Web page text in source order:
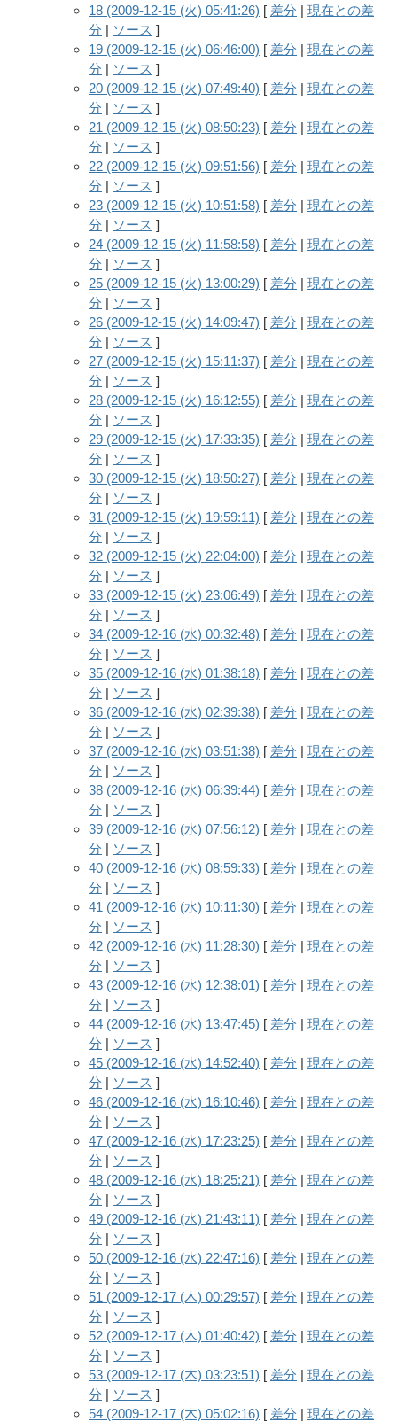
18 (2009-12-15 (火) 05:41:26) [ 差分 | 現在との差
分 | ソース ]
19 (2009-12-15 (火) 06:46:00) [ 差分 | 現在との差
分 | ソース ]
20 (2009-12-15 (火) 07:49:40) [ 差分 | 現在との差
分 | ソース ]
21 (2009-12-15 (火) 08:50:23) [ 差分 | 現在との差
分 | ソース ]
22 (2009-12-15 (火) 09:51:56) [ 差分 | 現在との差
分 | ソース ]
23 (2009-12-15 (火) 10:51:58) [ 差分 | 現在との差
分 | ソース ]
24 (2009-12-15 (火) 11:58:58) [ 差分 | 現在との差
分 | ソース ]
25 (2009-12-15 (火) 13:00:29) [ 差分 | 現在との差
分 | ソース ]
26 (2009-12-15 (火) 14:09:47) [ 差分 | 現在との差
分 | ソース ]
27 (2009-12-15 (火) 15:11:37) [ 差分 | 現在との差
分 | ソース ]
28 (2009-12-15 (火) 16:12:55) [ 差分 | 現在との差
分 | ソース ]
29 (2009-12-15 (火) 17:33:35) [ 差分 | 現在との差
分 | ソース ]
30 (2009-12-15 (火) 18:50:27) [ 差分 | 現在との差
分 | ソース ]
31 (2009-12-15 (火) 19:59:11) [ 差分 | 現在との差
分 | ソース ]
32 (2009-12-15 (火) 22:04:00) [ 差分 | 現在との差
分 | ソース ]
33 (2009-12-15 (火) 23:06:49) [ 差分 | 現在との差
分 | ソース ]
34 (2009-12-16 (水) 00:32:48) [ 差分 | 現在との差
分 | ソース ]
35 (2009-12-16 (水) 01:38:18) [ 差分 | 現在との差
分 | ソース ]
36 (2009-12-16 (水) 02:39:38) [ 差分 | 現在との差
分 | ソース ]
37 (2009-12-16 (水) 03:51:38) [ 差分 | 現在との差
分 | ソース ]
38 (2009-12-16 (水) 06:39:44) [ 差分 | 現在との差
分 | ソース ]
39 (2009-12-16 (水) 07:56:12) [ 差分 | 現在との差
分 | ソース ]
40 (2009-12-16 (水) 08:59:33) [ 差分 | 現在との差
分 | ソース ]
41 (2009-12-16 (水) 10:11:30) [ 差分 | 現在との差
分 | ソース ]
42 (2009-12-16 (水) 11:28:30) [ 差分 | 現在との差
分 | ソース ]
43 (2009-12-16 (水) 12:38:01) [ 差分 | 現在との差
分 | ソース ]
44 (2009-12-16 (水) 13:47:45) [ 差分 | 現在との差
分 | ソース ]
45 (2009-12-16 (水) 14:52:40) [ 差分 | 現在との差
分 | ソース ]
46 (2009-12-16 (水) 16:10:46) [ 差分 | 現在との差
分 | ソース ]
47 (2009-12-16 (水) 17:23:25) [ 差分 | 現在との差
分 | ソース ]
48 (2009-12-16 (水) 18:25:21) [ 差分 | 現在との差
分 | ソース ]
49 (2009-12-16 (水) 21:43:11) [ 差分 | 現在との差
分 | ソース ]
50 (2009-12-16 (水) 22:47:16) [ 差分 | 現在との差
分 | ソース ]
51 (2009-12-17 (木) 00:29:57) [ 差分 | 現在との差
分 | ソース ]
52 (2009-12-17 (木) 01:40:42) [ 差分 | 現在との差
分 | ソース ]
53 (2009-12-17 (木) 03:23:51) [ 差分 | 現在との差
分 | ソース ]
54 (2009-12-17 (木) 05:02:16) [ 差分 | 現在との差